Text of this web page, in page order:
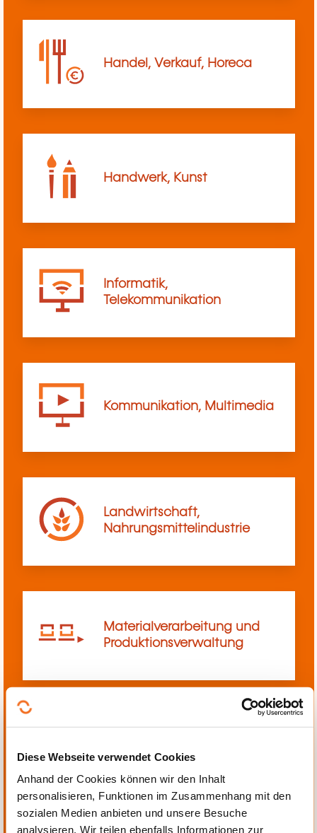
Diese Webseite verwendet Cookies
Anhand der Cookies können wir den Inhalt
personalisieren, Funktionen im Zusammenhang mit den
sozialen Medien anbieten und unsere Besuche
analysieren. Wir teilen ebenfalls Informationen zur
Handel, Verkauf, Horeca
Handwerk, Kunst
Informatik,
Telekommunikation
Kommunikation, Multimedia
Landwirtschaft,
Nahrungsmittelindustrie
Materialverarbeitung und
Produktionsverwaltung
Automatisierung